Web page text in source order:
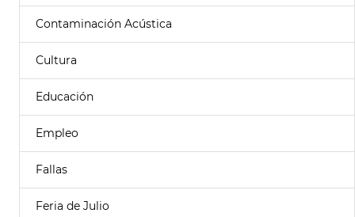
Contaminación Acústica
Cultura
Educación
Empleo
Fallas
Feria de Julio